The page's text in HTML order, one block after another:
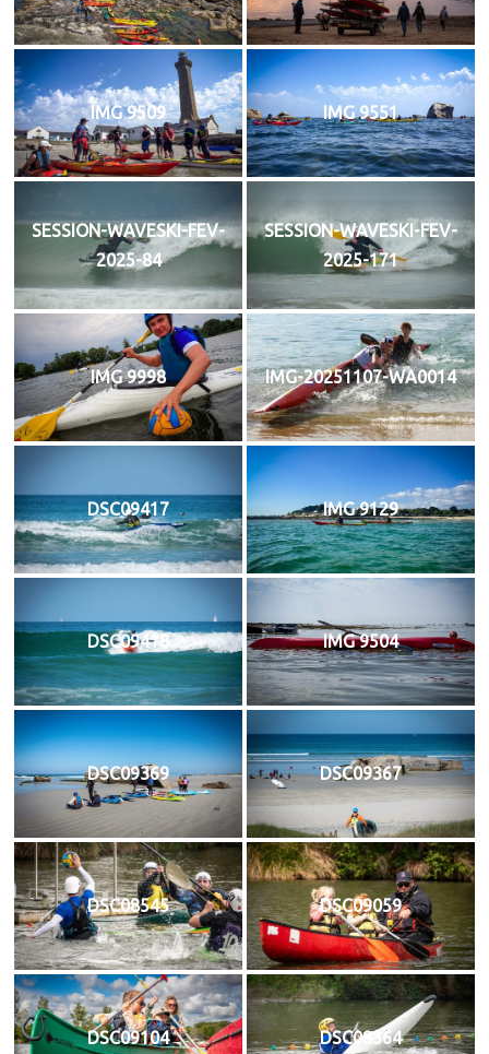
IMG 9509 IMG 9551
SESSION-WAVESKI-FEV-
2025-84
SESSION-WAVESKI-FEV-
2025-171
IMG 9998 IMG-20251107-WA0014
DSC09417 IMG 9129
DSC09418 IMG 9504
DSC09369 DSC09367
DSC08545 DSC09059
DSC09104 DSC08364